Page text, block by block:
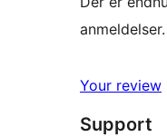
anmeldelser.
Your review
Support